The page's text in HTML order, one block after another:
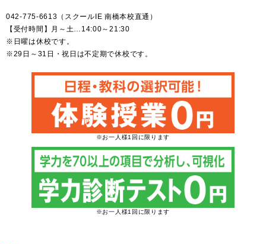
042-775-6613（スクールIE 南橋本校直通）
【受付時間】月～土…14:00～21:30
※日曜は休校です。
※29日～31日・祝日は不定期で休校です。
※お一人様1回に限ります
※お一人様1回に限ります